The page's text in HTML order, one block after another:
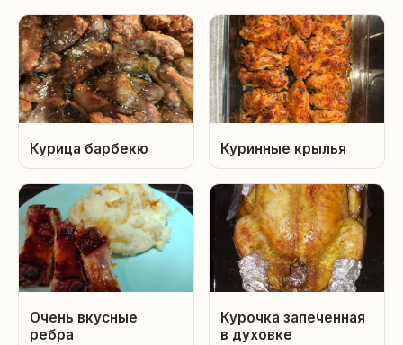
Курица барбекю Куринные крылья
Очень вкусные
ребра
Курочка запеченная
в духовке